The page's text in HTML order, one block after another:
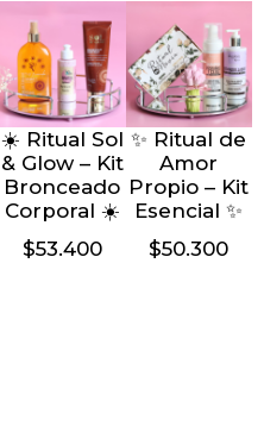
☀️ Ritual Sol
& Glow – Kit
Bronceado
Corporal ☀️
$53.400
✨ Ritual de
Amor
Propio – Kit
Esencial ✨
$50.300